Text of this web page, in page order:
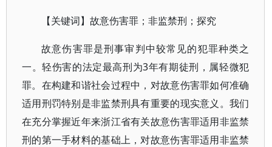
【关键词】故意伤害罪；非监禁刑；探究
故意伤害罪是刑事审判中较常见的犯罪种类之
一。轻伤害的法定最高刑为3年有期徒刑，属轻微犯
罪。在构建和谐社会过程中，对故意伤害罪如何准确
适用刑罚特别是非监禁刑具有重要的现实意义。我们
在充分掌握近年来浙江省有关故意伤害罪适用非监禁
刑的第一手材料的基础上，对故意伤害罪适用非监禁